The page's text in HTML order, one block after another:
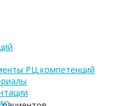
РЦ компетенций